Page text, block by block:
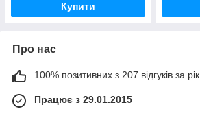
Купити
Про нас
100% позитивних з 207 відгуків за рік
Працює з 29.01.2015